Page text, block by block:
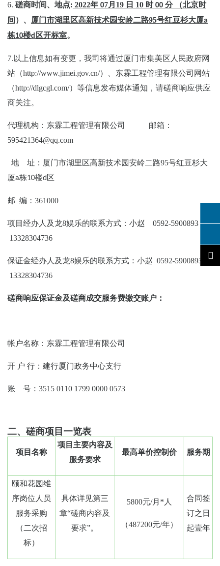
6. 磋商时间、地点: 2022年 07月 19 日 10 时00 分 （北京时
间 ）、 厦门市湖里区高新技术园安岭二路95号红豆杉大厦a
栋10楼d 区开标室。
7. 以上信息如有变更， 我司将通过厦门市集美区人民政府网
站（http://www.jimei.gov.cn/）、 东霖工程管理有限公司网站
（http://dlgcgl.com/）等信息发布媒体通知， 请磋商响应供应
商关注。
代理机构：东霖工程管理有限公司
邮箱：
595421364@qq.com
地 址：厦门市湖里区高新技术园安岭二路95号红豆杉大
厦a栋10楼d 区
邮 编： 361000
项目经办人及龙8娱乐的联系方式：小赵 0592-5900893
13328304736
保证金经办人及龙8娱乐的联系方式：小赵 0592-5900893
13328304736
磋商响应保证金及磋商成交服务费缴交账户：
帐户名称：东霖工程管理有限公司
开 户 行：建行厦门政务中心支行
账 号： 3515 0110 1799 0000 0573
二、磋商项目一览表
项目名称
项目主要内容及
服务要求
最高单价控制价 服务期
颐和花园维
序岗位人员
服务采购
（二次招
标）
具体详见第三
章“磋商内容及
要求”。
5800元/月*人
（487200元/年）
合同签
订之日
起壹年